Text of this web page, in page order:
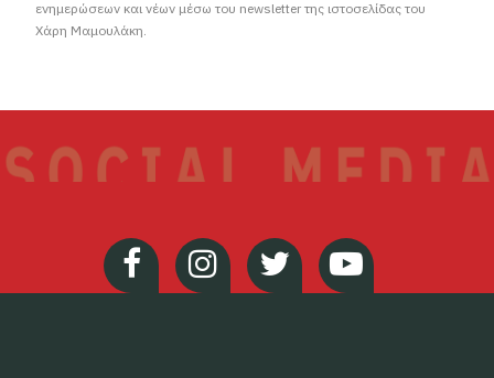
ενημερώσεων και νέων μέσω του newsletter της ιστοσελίδας του
Χάρη Μαμουλάκη.